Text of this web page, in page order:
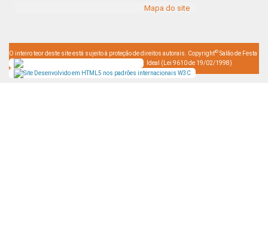
Mapa do site
O inteiro teor deste site está sujeito à proteção de direitos autorais. Copyright© Salão de Festa
Ideal (Lei 9610 de 19/02/1998)